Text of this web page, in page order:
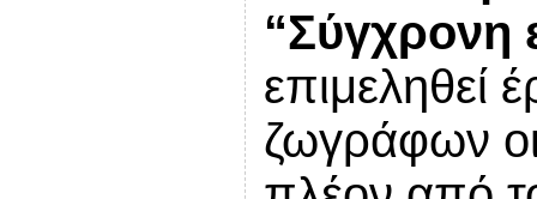
“Σύγχρονη
επιμεληθεί
ζωγράφων